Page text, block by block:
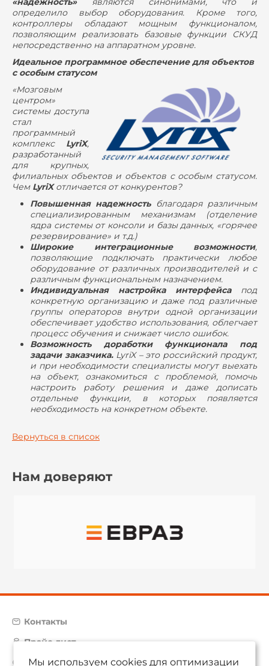
определило выбор оборудования. Кроме того,
контроллеры обладают мощным функционалом,
позволяющим реализовать базовые функции СКУД
непосредственно на аппаратном уровне.
Идеальное программное обеспечение для объектов
с особым статусом
«Мозговым
центром»
системы доступа
стал
программный
комплекс LyriX,
разработанный
для крупных,
филиальных объектов и объектов с особым статусом.
Чем LyriXотличается от конкурентов?
Повышенная надежностьблагодаря различным
специализированным механизмам (отделение
ядра системы от консоли и базы данных, «горячее
резервирование» и т.д.)
Широкие интеграционные возможности,
позволяющие подключать практически любое
оборудование от различных производителей и с
различным функциональным назначением.
Индивидуальная настройка интерфейсапод
конкретную организацию и даже под различные
группы операторов внутри одной организации
обеспечивает удобство использования, облегчает
процесс обучения и снижает число ошибок.
Возможность доработки функционалапод
задачи заказчика.LyriX – это российский продукт,
и при необходимости специалисты могут выехать
на объект, ознакомиться с проблемой, помочь
настроить работу решения и даже дописать
отдельные функции, в которых появляется
необходимость на конкретном объекте.
Вернуться в список
Нам доверяют
Контакты
Прайс-лист
Карта сайта
Мы используем cookies для оптимизации